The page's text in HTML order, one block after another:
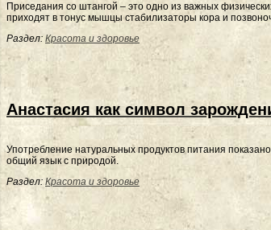
Приседания со штангой – это одно из важных
приходят в тонус мышцы стабилизаторы кора и
Раздел: Красота и здоровье
Анастасия как символ
Употребление натуральных продуктов питания
общий язык с природой.
Раздел: Красота и здоровье